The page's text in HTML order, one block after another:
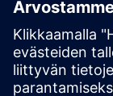
Telefónican
viiveen yhteyden
edistää